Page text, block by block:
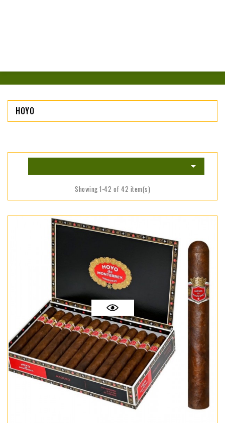
HOYO

Showing 1-42 of 42 item(s)